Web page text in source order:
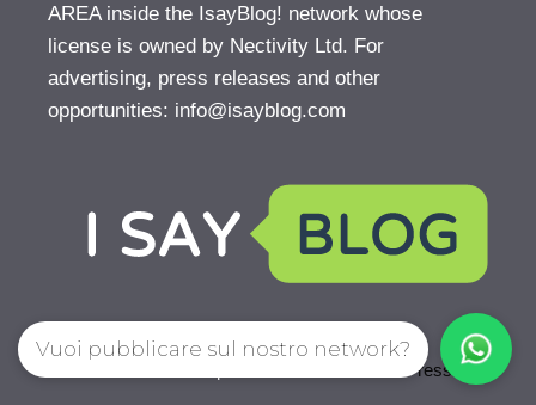
AREA inside the IsayBlog! network whose
license is owned by Nectivity Ltd. For
advertising, press releases and other
opportunities: info@isayblog.com
GeneratePress
Vuoi pubblicare sul nostro network?